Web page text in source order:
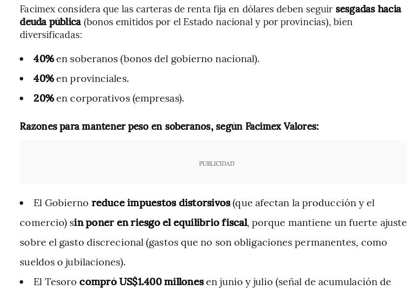
Facimex considera que las carteras de renta fija en dólares deben seguir sesgadas hacia
deuda pública(bonos emitidos por el Estado nacional y por provincias), bien
diversificadas:
40%en soberanos (bonos del gobierno nacional).
40%en provinciales.
20%en corporativos (empresas).
Razones para mantener peso en soberanos, según Facimex Valores:
PUBLICIDAD
El Gobierno reduce impuestos distorsivos(que afectan la producción y el
comercio) sin poner en riesgo el equilibrio fiscal, porque mantiene un fuerte ajuste
sobre el gasto discrecional (gastos que no son obligaciones permanentes, como
sueldos o jubilaciones).
El Tesorocompró US$1.400 millonesen junio y julio (señal de acumulación de